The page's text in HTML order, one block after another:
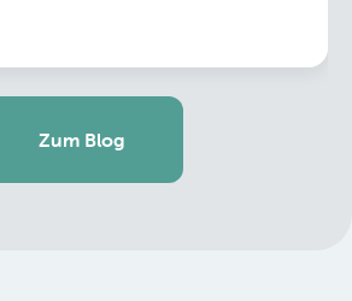
Zum Blog